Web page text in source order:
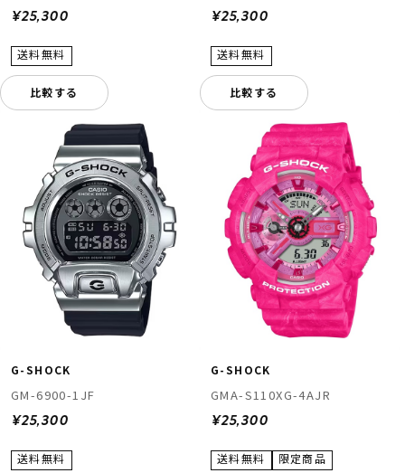
¥25,300
比較する
¥25,300
比較する
G-SHOCK
GM-6900-1JF
¥25,300
G-SHOCK
GMA-S110XG-4AJR
¥25,300